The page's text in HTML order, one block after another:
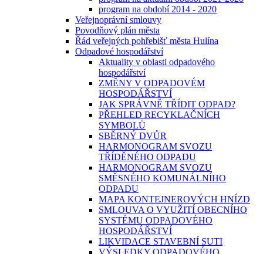
program na období 2014 - 2020
Veřejnoprávní smlouvy
Povodňový plán města
Řád veřejných pohřebišť města Hulína
Odpadové hospodářství
Aktuality v oblasti odpadového
hospodářství
ZMĚNY V ODPADOVÉM
HOSPODÁŘSTVÍ
JAK SPRÁVNĚ TŘÍDIT ODPAD?
PŘEHLED RECYKLAČNÍCH
SYMBOLŮ
SBĚRNÝ DVŮR
HARMONOGRAM SVOZU
TŘÍDĚNÉHO ODPADU
HARMONOGRAM SVOZU
SMĚSNÉHO KOMUNÁLNÍHO
ODPADU
MAPA KONTEJNEROVÝCH HNÍZD
SMLOUVA O VYUŽITÍ OBECNÍHO
SYSTÉMU ODPADOVÉHO
HOSPODÁŘSTVÍ
LIKVIDACE STAVEBNÍ SUTI
VÝSLEDKY ODPADOVÉHO